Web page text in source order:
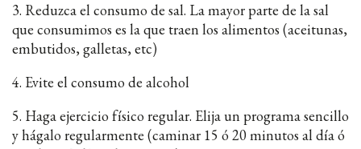
3. Reduzca el consumo de sal. La mayor parte de la sal
que consumimos es la que traen los alimentos (aceitunas,
embutidos, galletas, etc)
4. Evite el consumo de alcohol
5. Haga ejercicio físico regular. Elija un programa sencillo
y hágalo regularmente (caminar 15 ó 20 minutos al día ó